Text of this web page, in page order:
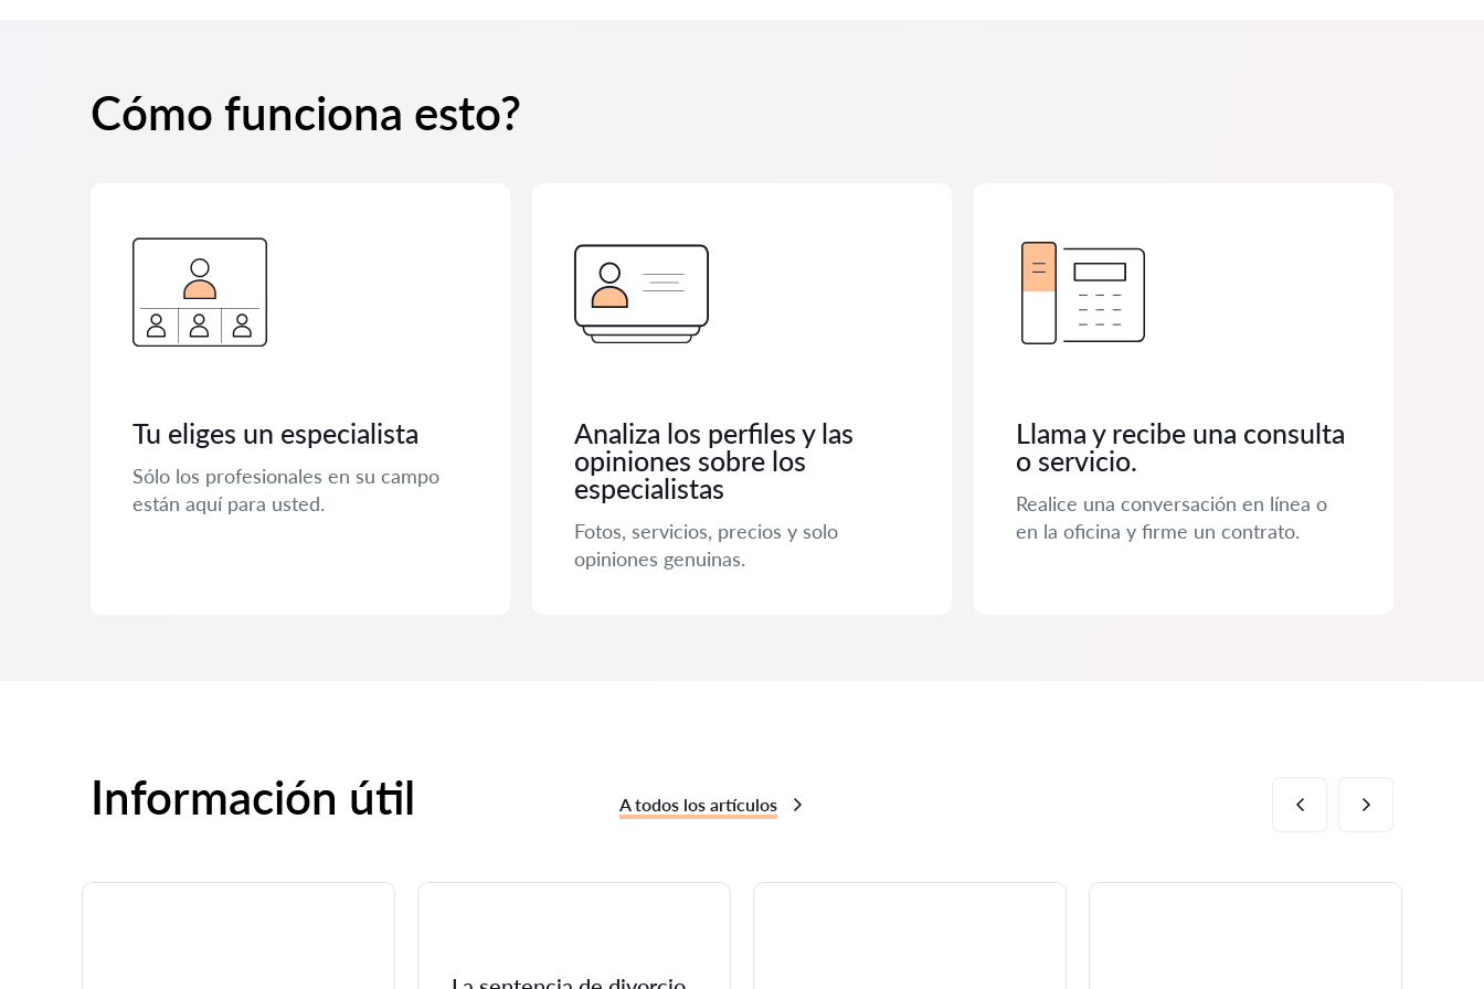
Cómo funciona esto?
Tu eliges un especialista
Sólo los profesionales en su campo
están aquí para usted.
Analiza los perfiles y las
opiniones sobre los
especialistas
Fotos, servicios, precios y solo
opiniones genuinas.
Llama y recibe una consulta
o servicio.
Realice una conversación en línea o
en la oficina y firme un contrato.
Información útil A todos los artículos